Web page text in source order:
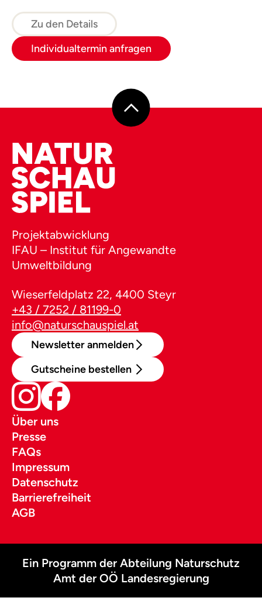
Variante führt auch zur Plankensteinalm.
Zu den Details
Individualtermin anfragen
Projektabwicklung
IFAU – Institut für Angewandte
Umweltbildung
Wieserfeldplatz 22, 4400 Steyr
+43 / 7252 / 81199-0
info@naturschauspiel.at
Newsletter anmelden
Gutscheine bestellen
Über uns
Presse
FAQs
Impressum
Datenschutz
Barrierefreiheit
AGB
Ein Programm der Abteilung Naturschutz
Amt der OÖ Landesregierung